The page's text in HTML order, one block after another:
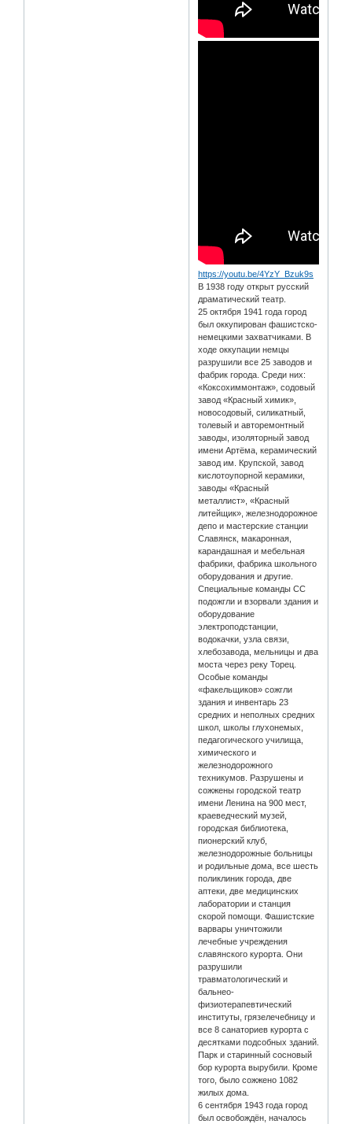
https://youtu.be/4YzY_Bzuk9s
В 1938 году открыт русский
драматический театр.
25 октября 1941 года город
был оккупирован фашистско-
немецкими захватчиками. В
ходе оккупации немцы
разрушили все 25 заводов и
фабрик города. Среди них:
«Коксохиммонтаж», содовый
завод «Красный химик»,
новосодовый, силикатный,
толевый и авторемонтный
заводы, изоляторный завод
имени Артёма, керамический
завод им. Крупской, завод
кислотоупорной керамики,
заводы «Красный
металлист», «Красный
литейщик», железнодорожное
депо и мастерские станции
Славянск, макаронная,
карандашная и мебельная
фабрики, фабрика школьного
оборудования и другие.
Специальные команды СС
подожгли и взорвали здания и
оборудование
электроподстанции,
водокачки, узла связи,
хлебозавода, мельницы и два
моста через реку Торец.
Особые команды
«факельщиков» сожгли
здания и инвентарь 23
средних и неполных средних
школ, школы глухонемых,
педагогического училища,
химического и
железнодорожного
техникумов. Разрушены и
сожжены городской театр
имени Ленина на 900 мест,
краеведческий музей,
городская библиотека,
пионерский клуб,
железнодорожные больницы
и родильные дома, все шесть
поликлиник города, две
аптеки, две медицинских
лаборатории и станция
скорой помощи. Фашистские
варвары уничтожили
лечебные учреждения
славянского курорта. Они
разрушили
травматологический и
бальнео-
физиотерапевтический
институты, грязелечебницу и
все 8 санаториев курорта с
десятками подсобных зданий.
Парк и старинный сосновый
бор курорта вырубили. Кроме
того, было сожжено 1082
жилых дома.
6 сентября 1943 года город
был освобождён, началось